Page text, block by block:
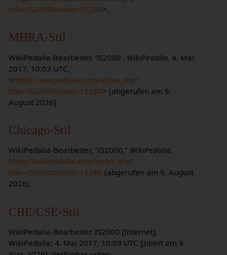
title=IS2000&oldid=12286>.
MHRA-Stil
WikiPedalia-Bearbeiter, 'IS2000', WikiPedalia, 4. Mai
2017, 10:03 UTC,
<https://wikipedalia.com/index.php?
title=IS2000&oldid=12286> [abgerufen am 9.
August 2026]
Chicago-Stil
WikiPedalia-Bearbeiter, "IS2000," WikiPedalia,
https://wikipedalia.com/index.php?
title=IS2000&oldid=12286 (abgerufen am 9. August
2026).
CBE/CSE-Stil
WikiPedalia-Bearbeiter. IS2000 [Internet].
WikiPedalia; 4. Mai 2017, 10:03 UTC [zitiert am 9.